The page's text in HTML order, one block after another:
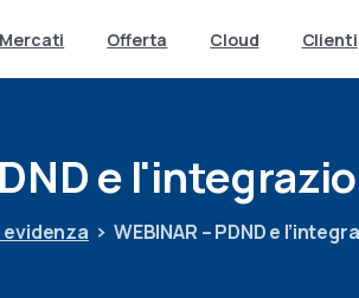
Mercati Offerta Cloud Clienti
e
evidenza WEBINAR – PDND e